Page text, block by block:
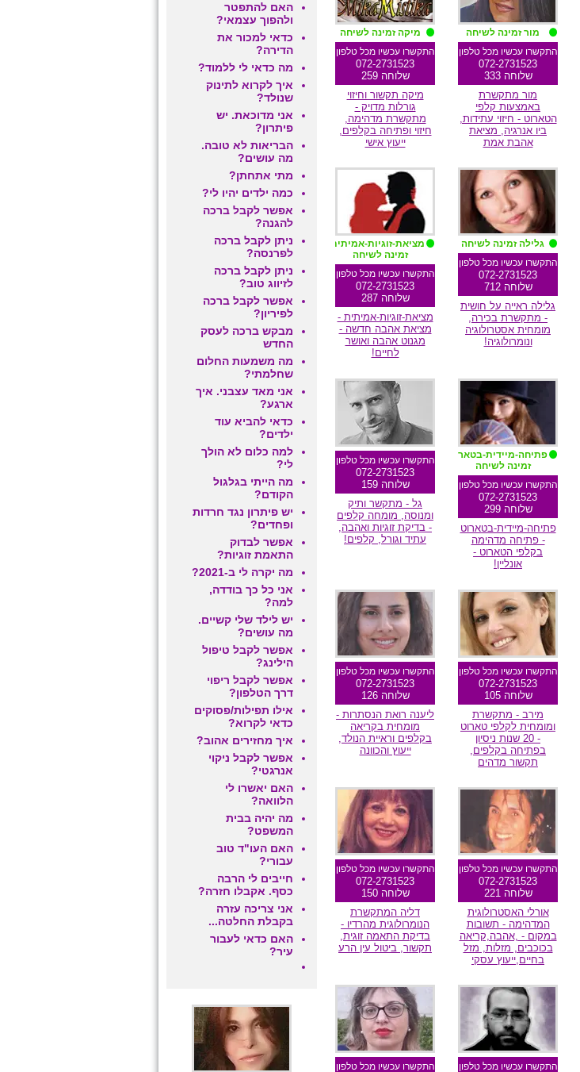
מור זמינה לשיחה
התקשרו עכשיו מכל טלפון
072-2731523
שלוחה 333
מור מתקשרת
באמצעות קלפי
הטארוט - חיזוי עתידות,
ביו אנרגיה, מציאת
אהבת אמת
מיקה זמינה לשיחה
התקשרו עכשיו מכל טלפון
072-2731523
שלוחה 259
מיקה תקשור וחיזוי
גורלות מדויק -
מתקשרת מדהימה,
חיזוי ופתיחה בקלפים,
ייעוץ אישי
מומלצת גולשים
גלילה זמינה לשיחה
התקשרו עכשיו מכל טלפון
072-2731523
שלוחה 712
גלילה ראייה על חושית
- מתקשרת בכירה,
מומחית אסטרולוגיה
ונומרולוגיה!
מומלצת גולשים
מציאת-זוגיות-אמיתית
זמינה לשיחה
התקשרו עכשיו מכל טלפון
072-2731523
שלוחה 287
מציאת-זוגיות-אמיתית -
מציאת אהבה חדשה -
מגנוט אהבה ואושר
לחיים!
מומלצת גולשים
פתיחה-מיידית-בטארוט
זמינה לשיחה
התקשרו עכשיו מכל טלפון
072-2731523
שלוחה 299
פתיחה-מיידית-בטארוט
- פתיחה מדהימה
בקלפי הטארוט -
אונליין!
התקשרו עכשיו מכל טלפון
072-2731523
שלוחה 159
גל - מתקשר ותיק
ומנוסה, מומחה קלפים
- בדיקת זוגיות ואהבה,
עתיד וגורל, קלפים!
מומלצת גולשים
התקשרו עכשיו מכל טלפון
072-2731523
שלוחה 105
מירב - מתקשרת
ומומחית לקלפי טארוט
- 20 שנות ניסיון
בפתיחה בקלפים,
תקשור מדהים
מומלצת גולשים
התקשרו עכשיו מכל טלפון
072-2731523
שלוחה 126
ליענה רואת הנסתרות -
מומחית בקריאה
בקלפים וראיית הנולד,
ייעוץ והכוונה
מומלצת גולשים
התקשרו עכשיו מכל טלפון
072-2731523
שלוחה 221
אורלי האסטרולוגית
המדהימה - תשובות
במקום - ,אהבה,קריאה
בכוכבים, מזלות, מזל
בחיים,ייעוץ עסקי
מומלצת גולשים
התקשרו עכשיו מכל טלפון
072-2731523
שלוחה 150
דליה המתקשרת
הנומרולוגית מהרדיו -
בדיקת התאמה זוגית,
תקשור, ביטול עין הרע
מומלץ הגולשים
התקשרו עכשיו מכל טלפון
מומלצת גולשים
התקשרו עכשיו מכל טלפון
האם להתפטר
ולהפוך עצמאי?
כדאי למכור את
הדירה?
מה כדאי לי ללמוד?
איך לקרוא לתינוק
שנולד?
אני מדוכאת. יש
פיתרון?
הבריאות לא טובה.
מה עושים?
מתי אתחתן?
כמה ילדים יהיו לי?
אפשר לקבל ברכה
להגנה?
ניתן לקבל ברכה
לפרנסה?
ניתן לקבל ברכה
לזיווג טוב?
אפשר לקבל ברכה
לפיריון?
מבקש ברכה לעסק
החדש
מה משמעות החלום
שחלמתי?
אני מאד עצבני. איך
ארגע?
כדאי להביא עוד
ילדים?
למה כלום לא הולך
לי?
מה הייתי בגלגול
הקודם?
יש פיתרון נגד חרדות
ופחדים?
אפשר לבדוק
התאמת זוגיות?
מה יקרה לי ב-2021?
אני כל כך בודדה,
למה?
יש לילד שלי קשיים.
מה עושים?
אפשר לקבל טיפול
הילינג?
אפשר לקבל ריפוי
דרך הטלפון?
אילו תפילות/פסוקים
כדאי לקרוא?
איך מחזירים אהוב?
אפשר לקבל ניקוי
אנרגטי?
האם יאשרו לי
הלוואה?
מה יהיה בבית
המשפט?
האם העו"ד טוב
עבורי?
חייבים לי הרבה
כסף. אקבלו חזרה?
אני צריכה עזרה
בקבלת החלטה...
האם כדאי לעבור
עיר?
מומלצת גולשים